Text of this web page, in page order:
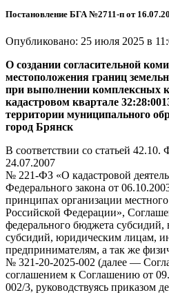
Постановление БГА №2711-п от
Опубликовано: 25 июля 2025 в
О создании согласительной
местоположения границ
при выполнении комплексных
кадастровом квартале
территории муниципального
город Брянск
В соответствии со статьей 42.10.
24.07.2007
№ 221-ФЗ «О кадастровой
Федерального закона от
принципах организации
Российской Федерации»,
федерального бюджета
субсидий, юридическим лицам,
предпринимателям, а так же
№ 321-20-2025-002 (далее —
соглашением к Соглашению от
002/3, руководствуясь приказом